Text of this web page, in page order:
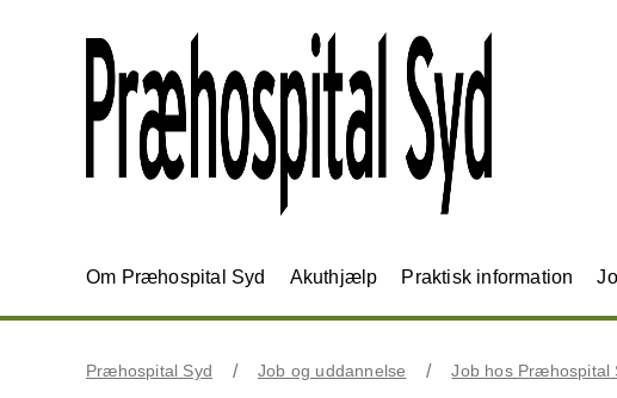
Om Præhospital Syd Akuthjælp Praktisk information
Præhospital Syd Job og uddannelse Job hos Præhospital